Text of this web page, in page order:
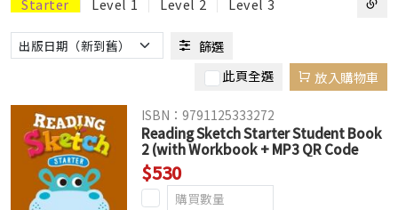
篩選
此頁全選
放入購物車
ISBN：9791125333272
Reading Sketch Starter Student Book
2 (with Workbook + MP3 QR Code
download)
$530